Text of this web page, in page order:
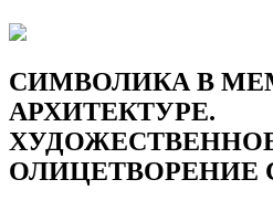
СИМВОЛИКА В
АРХИТЕКТУРЕ.
ОЛИЦЕТВОРЕНИЕ